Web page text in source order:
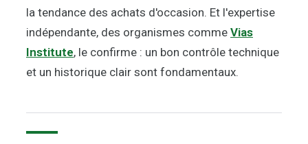
la tendance des achats d'occasion. Et l'expertise
indépendante, des organismes comme Vias
Institute, le confirme : un bon contrôle technique
et un historique clair sont fondamentaux.